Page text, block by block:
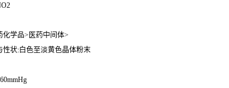
化学品>医药中间体>
性状:白色至淡黄色晶体粉末